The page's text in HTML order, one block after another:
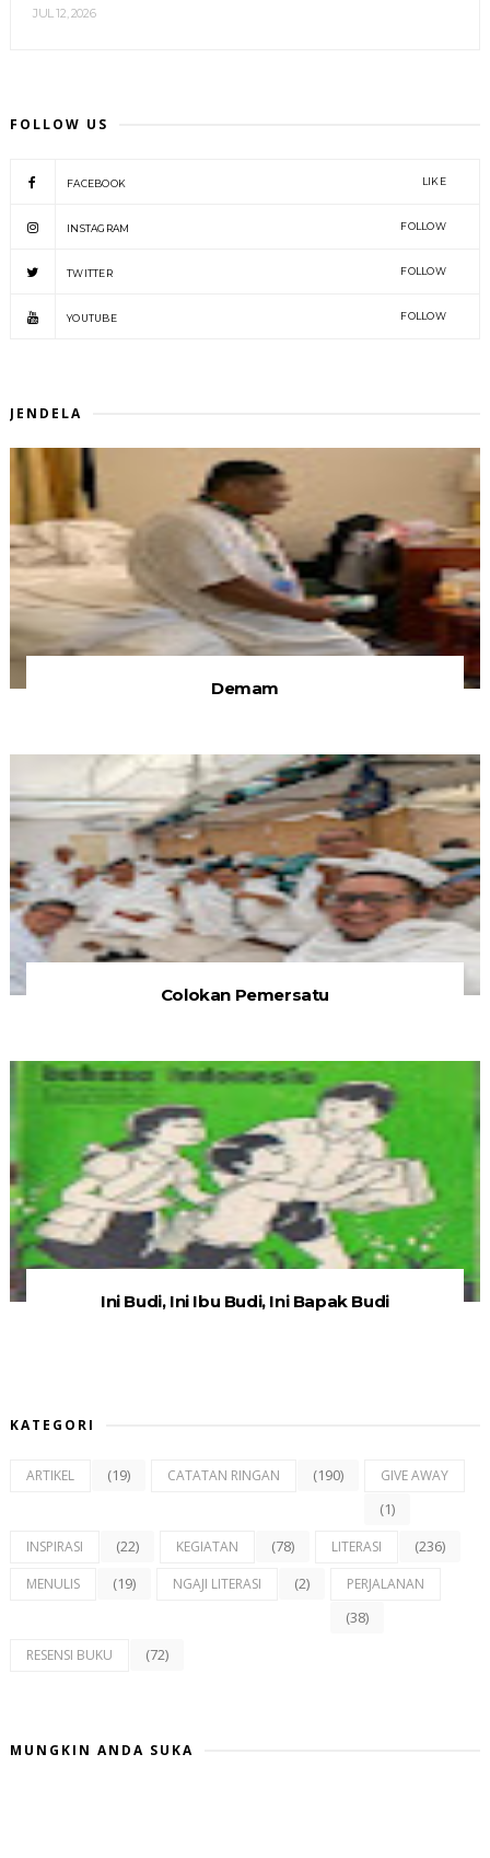
JUL 12, 2026
FOLLOW US
FACEBOOK LIKE
INSTAGRAM FOLLOW
TWITTER FOLLOW
YOUTUBE FOLLOW
JENDELA
Demam
Colokan Pemersatu
Ini Budi, Ini Ibu Budi, Ini Bapak Budi
KATEGORI
ARTIKEL (19) CATATAN RINGAN (190) GIVE AWAY
(1)
INSPIRASI (22) KEGIATAN (78) LITERASI (236)
MENULIS (19) NGAJI LITERASI (2) PERJALANAN
(38)
RESENSI BUKU (72)
MUNGKIN ANDA SUKA